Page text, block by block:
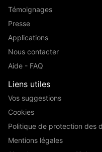
Témoignages
Presse
Applications
Nous contacter
Aide - FAQ
Liens utiles
Vos suggestions
Cookies
Politique de protection des
Mentions légales